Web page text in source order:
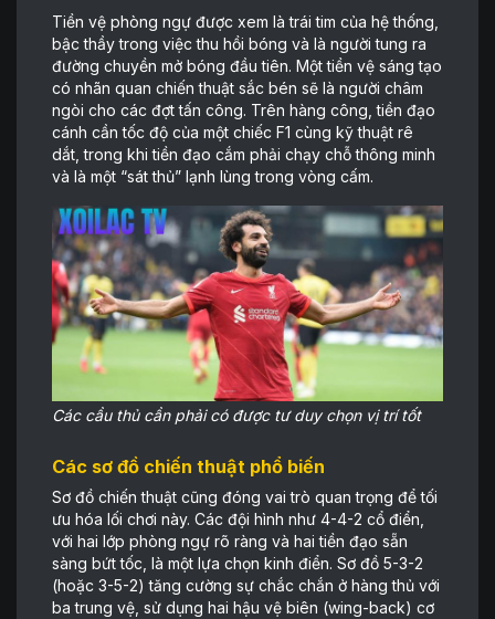
Tiền vệ phòng ngự được xem là trái tim của hệ thống,
bậc thầy trong việc thu hồi bóng và là người tung ra
đường chuyền mở bóng đầu tiên. Một tiền vệ sáng tạo
có nhãn quan chiến thuật sắc bén sẽ là người châm
ngòi cho các đợt tấn công. Trên hàng công, tiền đạo
cánh cần tốc độ của một chiếc F1 cùng kỹ thuật rê
dắt, trong khi tiền đạo cắm phải chạy chỗ thông minh
và là một “sát thủ” lạnh lùng trong vòng cấm.
Các cầu thủ cần phải có được tư duy chọn vị trí tốt
Các sơ đồ chiến thuật phổ biến
Sơ đồ chiến thuật cũng đóng vai trò quan trọng để tối
ưu hóa lối chơi này. Các đội hình như 4-4-2 cổ điển,
với hai lớp phòng ngự rõ ràng và hai tiền đạo sẵn
sàng bứt tốc, là một lựa chọn kinh điển. Sơ đồ 5-3-2
(hoặc 3-5-2) tăng cường sự chắc chắn ở hàng thủ với
ba trung vệ, sử dụng hai hậu vệ biên (wing-back) cơ